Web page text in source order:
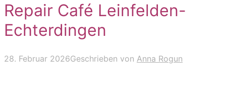
Repair Café Leinfelden-
Echterdingen
28. Februar 2026Geschrieben von Anna Rogun